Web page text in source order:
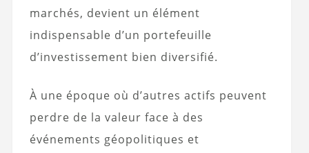
marchés, devient un élément
indispensable d’un portefeuille
d’investissement bien diversifié.
À une époque où d’autres actifs peuvent
perdre de la valeur face à des
événements géopolitiques et